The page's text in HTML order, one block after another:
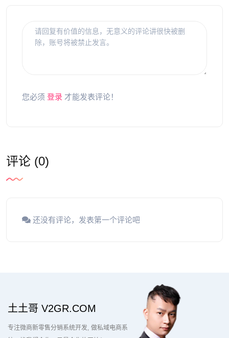
您必须 登录 才能发表评论！
评论 (0)
还没有评论，发表第一个评论吧
土土哥 V2GR.COM
专注微商新零售分销系统开发 做私域电商系